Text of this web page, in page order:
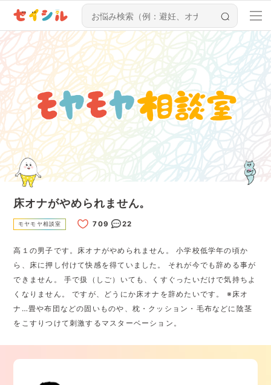
床オナがやめられません。
モヤモヤ相談室 22
高１の男子です。床オナがやめられません。 小学校低学年の頃か
ら、床に押し付けて快感を得ていました。 それが今でも辞める事が
できません。 手で扱（しご）いても、くすぐったいだけで気持ちよ
くなりません。 ですが、どうにか床オナを辞めたいです。 ※床オ
ナ…畳や布団などの固いものや、枕・クッション・毛布などに陰茎
をこすりつけて刺激するマスターベーション。